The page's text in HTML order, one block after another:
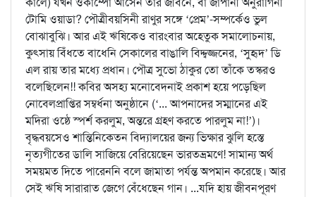
টোমি ওয়াডা? পৌত্রীবয়সিনী রাণুর সঙ্গে ‘প্রেম’-সম্পর্কেও ভুল
বোঝাবুঝি। আর এই ঋষিকেও বারংবার অহেতুক সমালোচনায়,
কুৎসায় বিঁধতে বাধেনি সেকালের বাঙালি বিদ্দ্বজ্জনের, ‘সুহৃদ’ ডি
এল রায় তার মধ্যে প্রধান। পৌত্র সুভো ঠাকুর তো তাঁকে তস্করও
বলেছিলেন!! কবির অসহ্য মনোবেদনাই প্রকাশ হয়ে পড়েছিল
নোবেলপ্রাপ্তির সম্বর্ধনা অনুষ্ঠানে (‘... আপনাদের সম্মানের এই
মদিরা ওষ্ঠে স্পর্শ করলুম, অন্তরে গ্রহণ করতে পারলুম না!’)।
বৃদ্ধবয়সেও শান্তিনিকেতন বিদ্যালয়ের জন্য ভিক্ষার ঝুলি হস্তে
নৃত্যগীতের ডালি সাজিয়ে বেরিয়েছেন ভারতভ্রমণে! সামান্য অর্থ
সময়মত দিতে পারেননি বলে জামাতা পর্যন্ত অপমান করেছে। আর
সেই ঋষি সারারাত জেগে বেঁধেছেন গান। ...যদি হায় জীবনপূরণ